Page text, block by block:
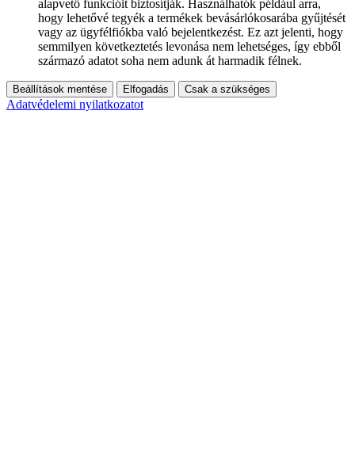
alapvető funkcióit biztosítják. Használhatók például arra,
hogy lehetővé tegyék a termékek bevásárlókosarába gyűjtését
vagy az ügyfélfiókba való bejelentkezést. Ez azt jelenti, hogy
semmilyen következtetés levonása nem lehetséges, így ebből
származó adatot soha nem adunk át harmadik félnek.
Beállítások mentése Elfogadás Csak a szükséges
Adatvédelemi nyilatkozatot